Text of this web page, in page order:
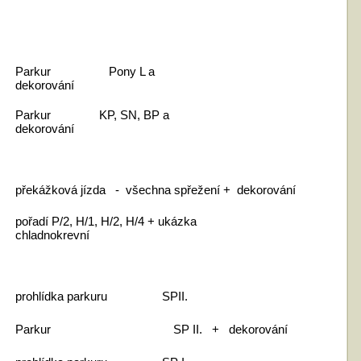
Parkur Pony L a
dekorování
Parkur KP, SN, BP a
dekorování
překážková jízda - všechna spřežení + dekorování
pořadí P/2, H/1, H/2, H/4 + ukázka
chladnokrevní
prohlídka parkuru SPII.
Parkur SP II. + dekorování